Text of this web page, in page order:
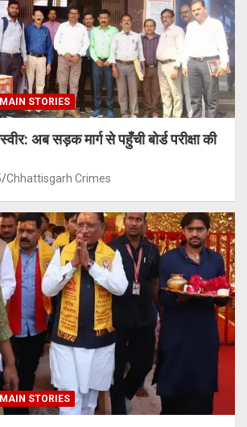
MAIN STORIES
अब सड़क मार्ग से पहुँची बोर्ड परीक्षा की
Chhattisgarh Crimes
MAIN STORIES